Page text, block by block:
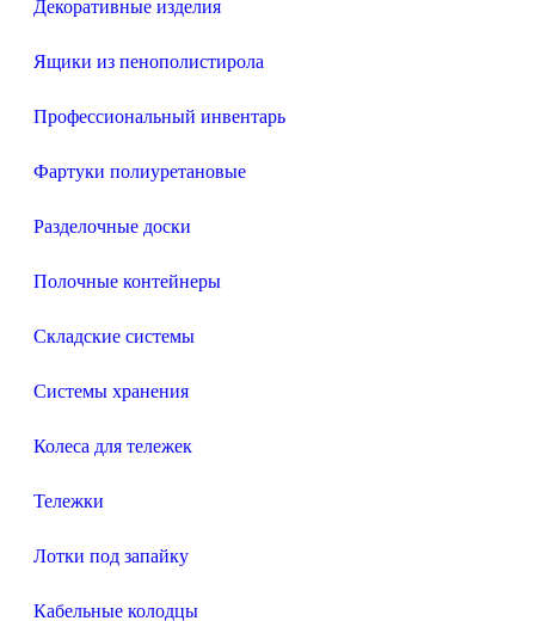
Декоративные изделия
Ящики из пенополистирола
Профессиональный инвентарь
Фартуки полиуретановые
Разделочные доски
Полочные контейнеры
Складские системы
Системы хранения
Колеса для тележек
Тележки
Лотки под запайку
Кабельные колодцы